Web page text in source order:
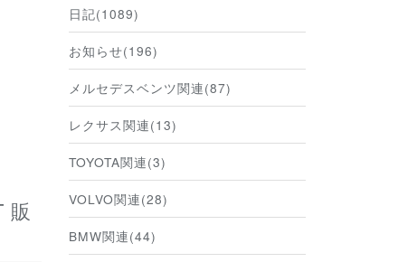
日記(1089)
お知らせ(196)
メルセデスベンツ関連(87)
レクサス関連(13)
TOYOTA関連(3)
VOLVO関連(28)
BMW関連(44)